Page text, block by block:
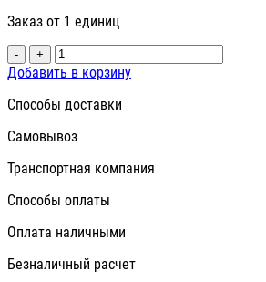
Заказ от 1 единиц
- +
Добавить в корзину
Способы доставки
Самовывоз
Транспортная компания
Способы оплаты
Оплата наличными
Безналичный расчет